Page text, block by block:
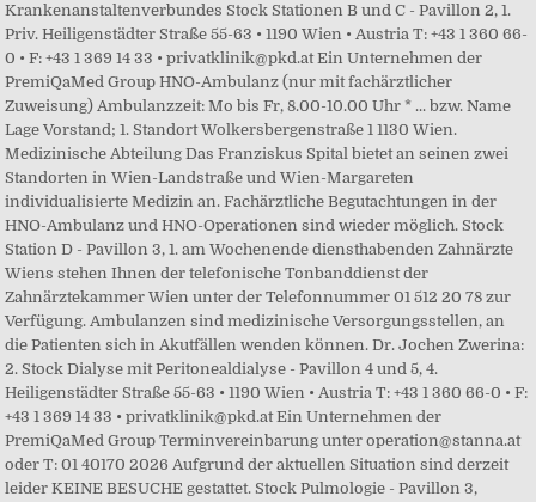
Krankenanstaltenverbundes Stock Stationen B und C - Pavillon 2, 1.
Priv. Heiligenstädter Straße 55-63 • 1190 Wien • Austria T: +43 1 360 66-
0 • F: +43 1 369 14 33 • privatklinik@pkd.at Ein Unternehmen der
PremiQaMed Group HNO-Ambulanz (nur mit fachärztlicher
Zuweisung) Ambulanzzeit: Mo bis Fr, 8.00-10.00 Uhr * ... bzw. Name
Lage Vorstand; 1. Standort Wolkersbergenstraße 1 1130 Wien.
Medizinische Abteilung Das Franziskus Spital bietet an seinen zwei
Standorten in Wien-Landstraße und Wien-Margareten
individualisierte Medizin an. Fachärztliche Begutachtungen in der
HNO-Ambulanz und HNO-Operationen sind wieder möglich. Stock
Station D - Pavillon 3, 1. am Wochenende diensthabenden Zahnärzte
Wiens stehen Ihnen der telefonische Tonbanddienst der
Zahnärztekammer Wien unter der Telefonnummer 01 512 20 78 zur
Verfügung. Ambulanzen sind medizinische Versorgungsstellen, an
die Patienten sich in Akutfällen wenden können. Dr. Jochen Zwerina:
2. Stock Dialyse mit Peritonealdialyse - Pavillon 4 und 5, 4.
Heiligenstädter Straße 55-63 • 1190 Wien • Austria T: +43 1 360 66-0 • F:
+43 1 369 14 33 • privatklinik@pkd.at Ein Unternehmen der
PremiQaMed Group Terminvereinbarung unter operation@stanna.at
oder T: 01 40170 2026 Aufgrund der aktuellen Situation sind derzeit
leider KEINE BESUCHE gestattet. Stock Pulmologie - Pavillon 3,